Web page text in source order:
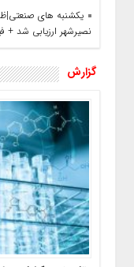
یکشنبه‌ های
نصیرشهر ارزیابی شد +
گزارش